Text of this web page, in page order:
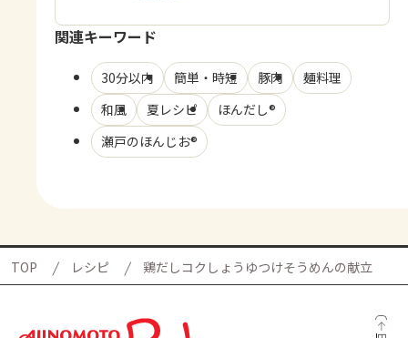
関連キーワード
30分以内 簡単・時短 豚肉
麺料理
和風
夏レシピ
ほんだし®
瀬戸のほんじお®
TOP レシピ 鶏だしコクしょうゆつけそうめんの献立